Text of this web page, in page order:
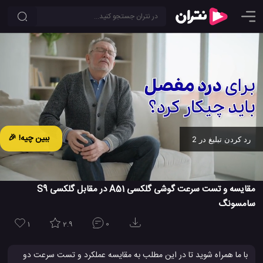
ببین چیه! 🎉 رد کردن تبلیغ در 2
مقایسه و تست سرعت گوشی گلکسی A51 در مقابل گلکسی S9
سامسونگ
1 2.9 0
با ما همراه شوید تا در این مطلب به مقایسه عملکرد و تست سرعت دو